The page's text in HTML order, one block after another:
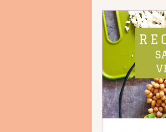
Info Métier
En quoi